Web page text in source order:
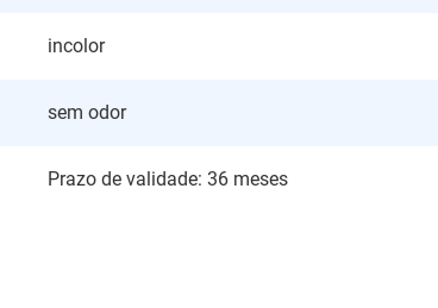
incolor
sem odor
Prazo de validade: 36 meses